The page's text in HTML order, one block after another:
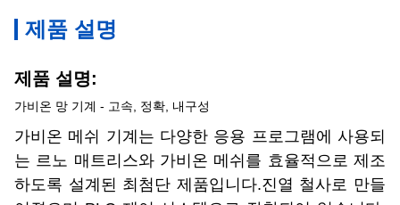
제품 설명
제품 설명:
가비온 망 기계 - 고속, 정확, 내구성
가비온 메쉬 기계는 다양한 응용 프로그램에 사용되
는 르노 매트리스와 가비온 메쉬를 효율적으로 제조
하도록 설계된 최첨단 제품입니다.진열 철사로 만들